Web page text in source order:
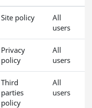
Site policy
All
users
Privacy
policy
All
users
Third
parties
policy
All
users